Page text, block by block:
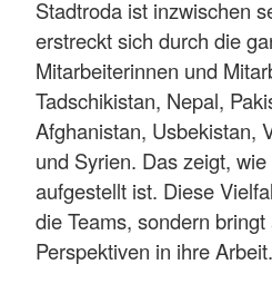
Stadtroda ist inzwischen
erstreckt sich durch die
Mitarbeiterinnen und
Tadschikistan, Nepal,
Afghanistan, Usbekistan,
und Syrien. Das zeigt,
aufgestellt ist. Diese
die Teams, sondern
Perspektiven in ihre Arbeit.